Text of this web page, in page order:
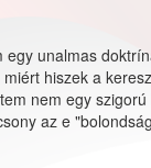
unalmas
hiszek a
nem egy
az e